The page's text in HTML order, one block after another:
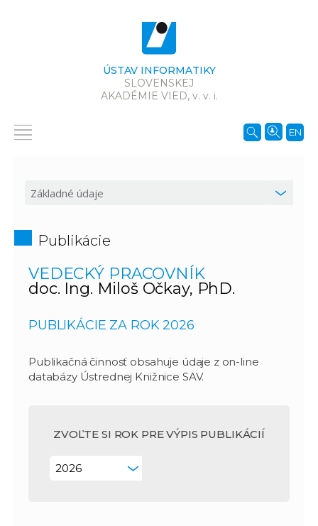
ÚSTAV INFORMATIKY
SLOVENSKEJ
AKADÉMIE VIED, v. v. i.
EN
Publikácie
VEDECKÝ PRACOVNÍK
doc. Ing. Miloš Očkay, PhD.
PUBLIKÁCIE ZA ROK 2026
Publikačná činnosť obsahuje údaje z on-line
databázy Ústrednej Knižnice SAV.
ZVOĽTE SI ROK PRE VÝPIS PUBLIKÁCIÍ